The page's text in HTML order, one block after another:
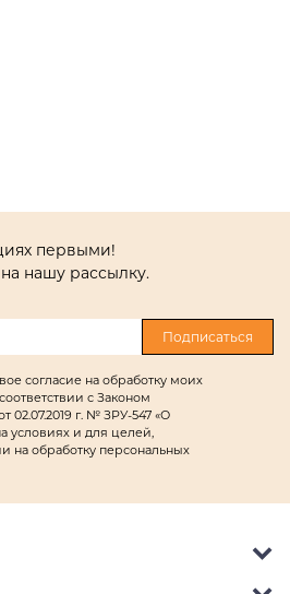
первыми!
нашу рассылку.
Подписаться
согласие на обработку моих
с Законом
02.07.2019 г. № ЗРУ-547 «О
условиях и для целей,
на обработку персональных